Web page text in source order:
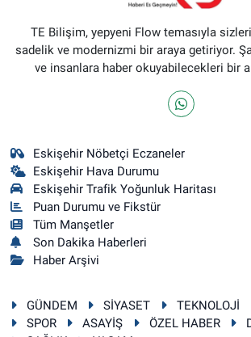
TE Bilişim, yepyeni Flow temasıyla
sadelik ve modernizmi bir araya getiriyor.
ve insanlara haber okuyabilecekleri bir
Eskişehir Nöbetçi Eczaneler
Eskişehir Hava Durumu
Eskişehir Trafik Yoğunluk Haritası
Puan Durumu ve Fikstür
Tüm Manşetler
Son Dakika Haberleri
Haber Arşivi
GÜNDEM SİYASET TEKNOLOJİ
SPOR
ASAYİŞ ÖZEL HABER